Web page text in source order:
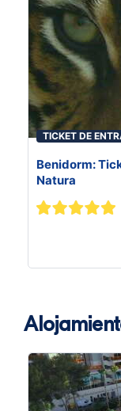
TICKET DE
Benidorm:
Natura